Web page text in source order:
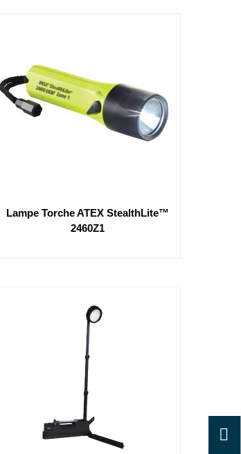
Lampe Torche ATEX StealthLite™
2460Z1